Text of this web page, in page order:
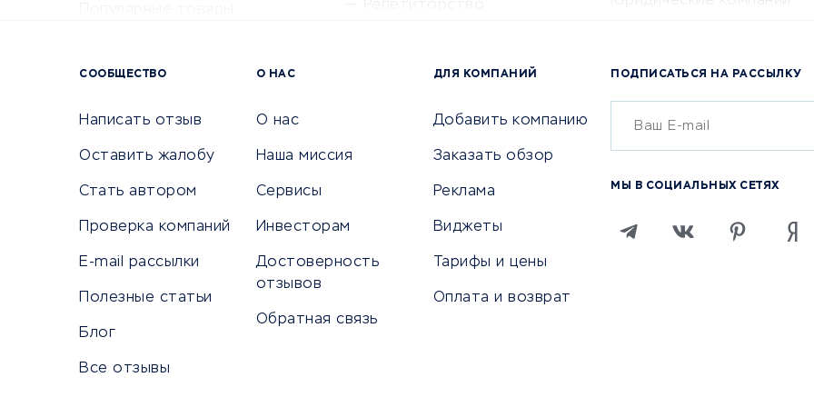
Университеты
Бухгалтерия онлайн
Онлайн-кассы
SERM
Кредитные карты
Дебетовые карты
Микрофинансовые организации
Покупка билетов
Бронирование отелей
Санатории
СООБЩЕСТВО
Написать отзыв
Оставить жалобу
Стать автором
Проверка компаний
E-mail рассылки
Полезные статьи
Блог
Все отзывы
О НАС
О нас
Наша миссия
Сервисы
Инвесторам
Достоверность
отзывов
Обратная связь
ДЛЯ КОМПАНИЙ
Добавить компанию
Заказать обзор
Реклама
Виджеты
Тарифы и цены
Оплата и возврат
ПОДПИСАТЬСЯ НА РАССЫЛКУ
МЫ В СОЦИАЛЬНЫХ СЕТЯХ